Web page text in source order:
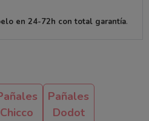
en 24-72h con total garantía.
Chicco
Pañales
Dodot